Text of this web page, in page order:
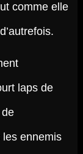
comme elle
laps de
les ennemis